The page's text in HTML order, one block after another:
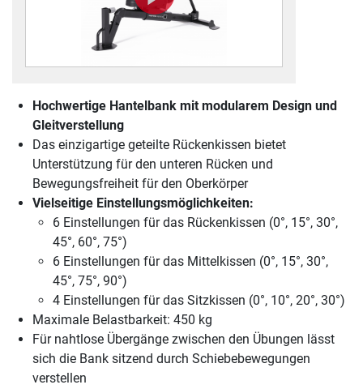
Hochwertige Hantelbank mit modularem Design und
Gleitverstellung
Das einzigartige geteilte Rückenkissen bietet
Unterstützung für den unteren Rücken und
Bewegungsfreiheit für den Oberkörper
Vielseitige Einstellungsmöglichkeiten:
6 Einstellungen für das Rückenkissen (0°, 15°, 30°,
45°, 60°, 75°)
6 Einstellungen für das Mittelkissen (0°, 15°, 30°,
45°, 75°, 90°)
4 Einstellungen für das Sitzkissen (0°, 10°, 20°, 30°)
Maximale Belastbarkeit: 450 kg
Für nahtlose Übergänge zwischen den Übungen lässt
sich die Bank sitzend durch Schiebebewegungen
verstellen